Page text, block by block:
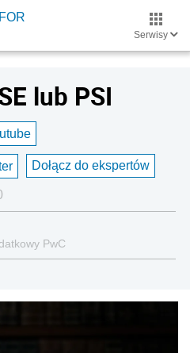
Serwisy
lub PSI
Dołącz do ekspertów
PwC